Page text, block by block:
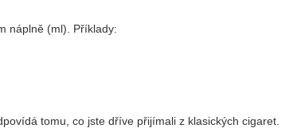
náplně (ml) . Příklady:
tomu, co jste dříve přijímali z klasických cigaret.